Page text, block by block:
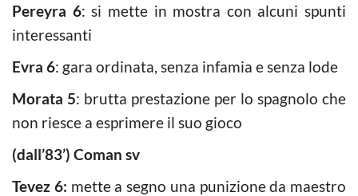
Pereyra 6: si mette in mostra con alcuni spunti
interessanti
Evra 6: gara ordinata, senza infamia e senza lode
Morata 5: brutta prestazione per lo spagnolo che
non riesce a esprimere il suo gioco
(dall’83’) Coman sv
Tevez 6: mette a segno una punizione da maestro